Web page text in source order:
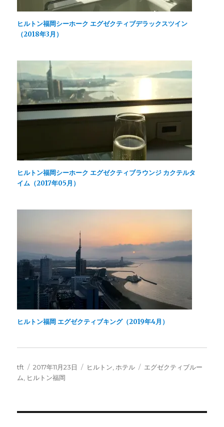
し
ウ
ィ
ン
開
す
)
開
き
す
)
ウ
で
き
ま
ヒルトン福岡シーホーク エグゼクティブデラックスツイン
（2018年3月）
ヒルトン福岡シーホーク エグゼクティブラウンジ カクテルタ
イム（2017年05月）
ヒルトン福岡 エグゼクティブキング（2019年4月）
投
稿
tft
投
稿
2017年11月23日
カ
ヒルトン ホテル
タ
エグゼクティブルー
ム
ヒルトン福岡